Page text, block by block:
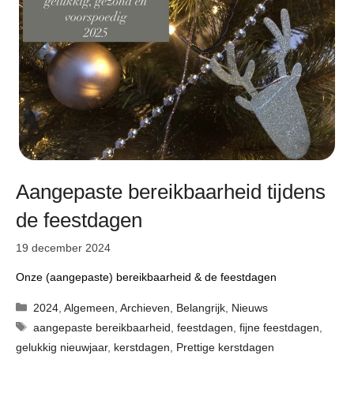
Aangepaste bereikbaarheid tijdens
de feestdagen
19 december 2024
Onze (aangepaste) bereikbaarheid & de feestdagen
Categorieën
2024 ,Algemeen ,Archieven Belangrijk Nieuws
Tags
aangepaste bereikbaarheid ,feestdagen ,fijne feestdagen
gelukkig nieuwjaar, kerstdagen Prettige kerstdagen